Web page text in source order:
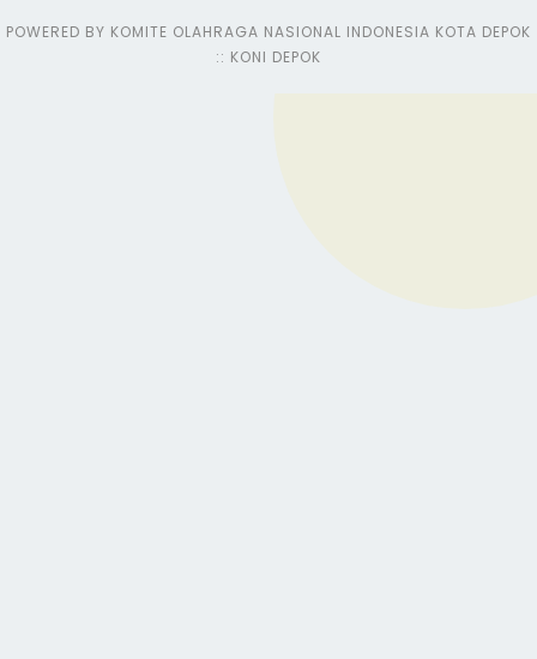
POWERED BY KOMITE OLAHRAGA NASIONAL INDONESIA KOTA DEPOK
:: KONI DEPOK